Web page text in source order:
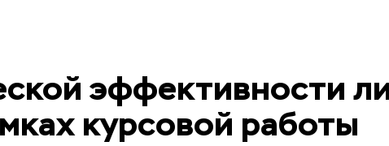
эффективности
курсовой работы